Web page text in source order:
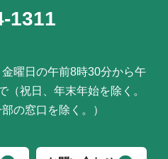
1311
金曜日の午前8時30分から午
（祝日、年末年始を除く。
の窓口を除く。）